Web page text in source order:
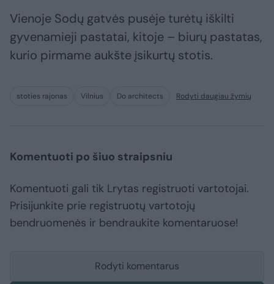
Vienoje Sodų gatvės pusėje turėtų iškilti
gyvenamieji pastatai, kitoje – biurų pastatas,
kurio pirmame aukšte įsikurtų stotis.
stoties rajonas Vilnius Do architects Rodyti daugiau žymių
Komentuoti po šiuo straipsniu
Komentuoti gali tik Lrytas registruoti vartotojai.
Prisijunkite prie registruotų vartotojų
bendruomenės ir bendraukite komentaruose!
Rodyti komentarus